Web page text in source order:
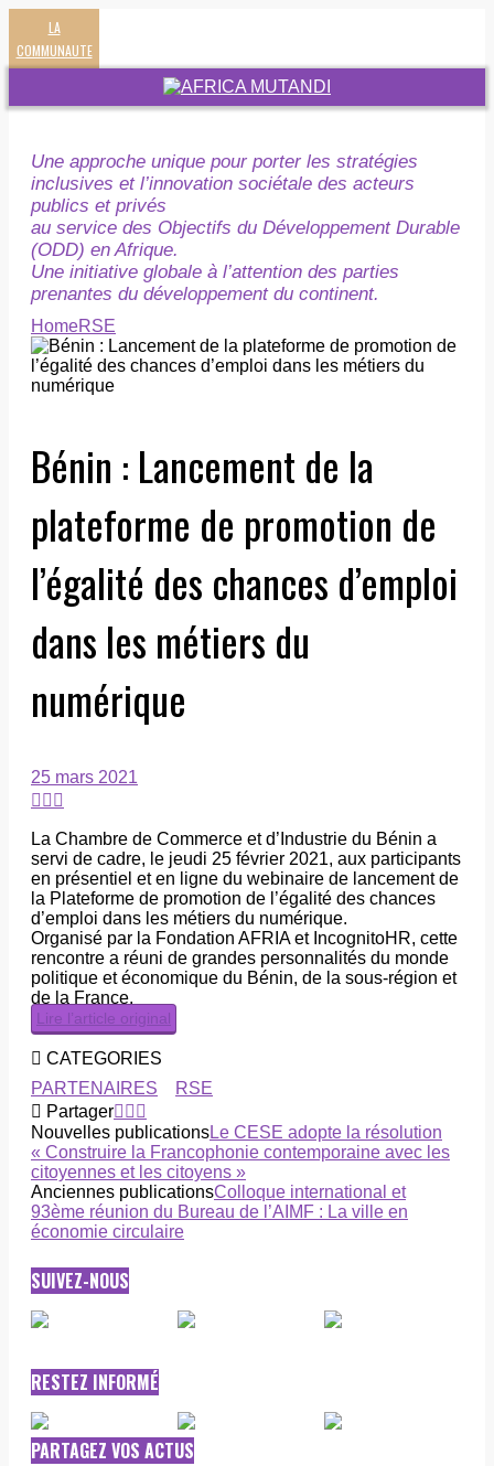
LA
COMMUNAUTE
Une approche unique pour porter les stratégies
inclusives et l’innovation sociétale des acteurs
publics et privés
au service des Objectifs du Développement Durable
(ODD) en Afrique.
Une initiative globale à l’attention des parties
prenantes du développement du continent.
HomeRSE
Bénin : Lancement de la
plateforme de promotion de
l’égalité des chances d’emploi
dans les métiers du
numérique
25 mars 2021
La Chambre de Commerce et d’Industrie du Bénin a
servi de cadre, le jeudi 25 février 2021, aux participants
en présentiel et en ligne du webinaire de lancement de
la Plateforme de promotion de l’égalité des chances
d’emploi dans les métiers du numérique.
Organisé par la Fondation AFRIA et IncognitoHR, cette
rencontre a réuni de grandes personnalités du monde
politique et économique du Bénin, de la sous-région et
de la France.
Lire l’article original
CATEGORIES
PARTENAIRES
RSE
Partager
Nouvelles publicationsLe CESE adopte la résolution
« Construire la Francophonie contemporaine avec les
citoyennes et les citoyens »
Anciennes publicationsColloque international et
93ème réunion du Bureau de l’AIMF : La ville en
économie circulaire
SUIVEZ-NOUS
RESTEZ INFORMÉ
PARTAGEZ VOS ACTUS